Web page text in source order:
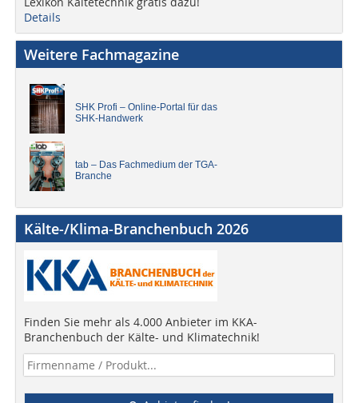
Details
Weitere Fachmagazine
SHK Profi – Online-Portal für das
SHK-Handwerk
tab – Das Fachmedium der TGA-
Branche
Kälte-/Klima-Branchenbuch 2026
Finden Sie mehr als 4.000 Anbieter im KKA-
Branchenbuch der Kälte- und Klimatechnik!